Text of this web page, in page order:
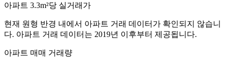
아파트 3.3m²당 실거래가
현재 원형 반경 내에서 아파트 거래 데이터가 확인되지 않습니
다. 아파트 거래 데이터는 2019년 이후부터 제공됩니다.
아파트 매매 거래량